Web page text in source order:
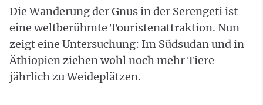
Die Wanderung der Gnus in der Serengeti ist
eine weltberühmte Touristenattraktion. Nun
zeigt eine Untersuchung: Im Südsudan und in
Äthiopien ziehen wohl noch mehr Tiere
jährlich zu Weideplätzen.